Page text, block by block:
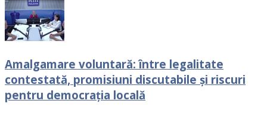
Amalgamare voluntară: între legalitate
contestată, promisiuni discutabile și riscuri
pentru democrația locală